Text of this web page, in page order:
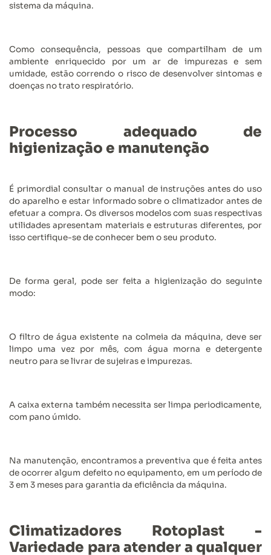
sistema da máquina.
Como consequência, pessoas que compartilham de um
ambiente enriquecido por um ar de impurezas e sem
umidade, estão correndo o risco de desenvolver sintomas e
doenças no trato respiratório.
Processo adequado de
higienização e manutenção
É primordial consultar o manual de instruções antes do uso
do aparelho e estar informado sobre o climatizador antes de
efetuar a compra. Os diversos modelos com suas respectivas
utilidades apresentam materiais e estruturas diferentes, por
isso certifique-se de conhecer bem o seu produto.
De forma geral, pode ser feita a higienização do seguinte
modo:
O filtro de água existente na colmeia da máquina, deve ser
limpo uma vez por mês, com água morna e detergente
neutro para se livrar de sujeiras e impurezas.
A caixa externa também necessita ser limpa periodicamente,
com pano úmido.
Na manutenção, encontramos a preventiva que é feita antes
de ocorrer algum defeito no equipamento, em um período de
3 em 3 meses para garantia da eficiência da máquina.
Climatizadores Rotoplast -
Variedade para atender a qualquer